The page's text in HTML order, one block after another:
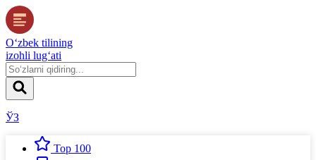
O‘zbek tilining
izohli lug‘ati
ЎЗ
Top 100